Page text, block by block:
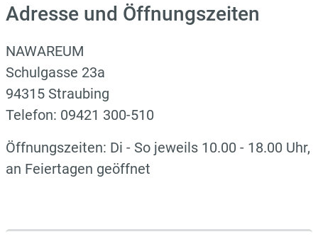
Adresse und Öffnungszeiten
NAWAREUM
Schulgasse 23a
94315 Straubing
Telefon: 09421 300-510
Öffnungszeiten: Di - So jeweils 10.00 - 18.00 Uhr,
an Feiertagen geöffnet